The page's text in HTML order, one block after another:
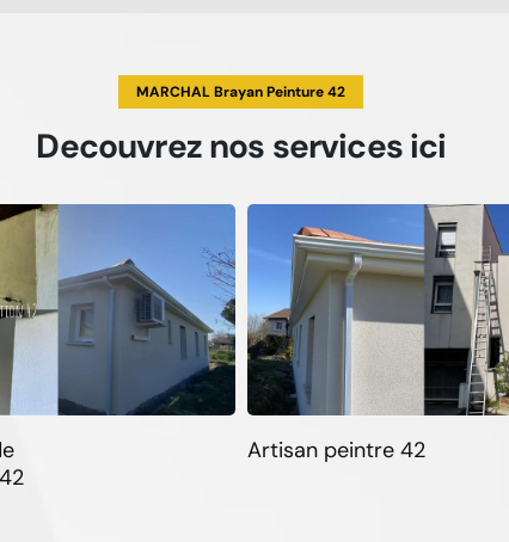
MARCHAL Brayan Peinture 42
Decouvreznos servicesici
Artisan peintre 42